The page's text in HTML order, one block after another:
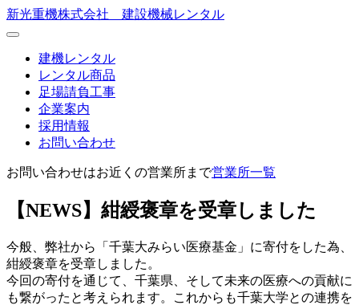
新光重機株式会社 建設機械レンタル
建機レンタル
レンタル商品
足場請負工事
企業案内
採用情報
お問い合わせ
お問い合わせはお近くの営業所まで営業所一覧
【NEWS】紺綬褒章を受章しました
今般、弊社から「千葉大みらい医療基金」に寄付をした為、
紺綬褒章を受章しました。
今回の寄付を通じて、千葉県、そして未来の医療への貢献に
も繋がったと考えられます。これからも千葉大学との連携を